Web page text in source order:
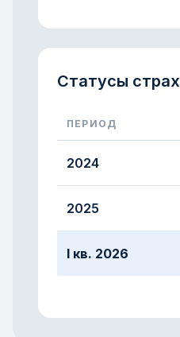
Статусы
ПЕРИОД
2024
2025
I кв. 2026